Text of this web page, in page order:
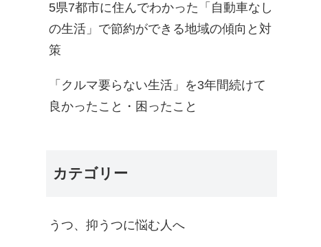
5県7都市に住んでわかった「自動車なし
の生活」で節約ができる地域の傾向と対
策
「クルマ要らない生活」を3年間続けて
良かったこと・困ったこと
カテゴリー
うつ、抑うつに悩む人へ